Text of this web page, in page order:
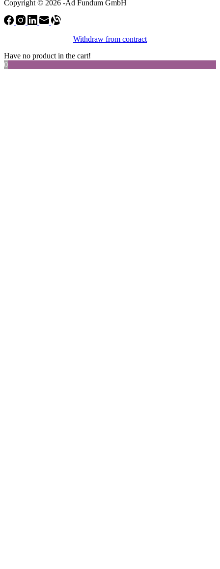
Copyright © 2026 -Ad Fundum GmbH
Withdraw from contract
Have no product in the cart!
0